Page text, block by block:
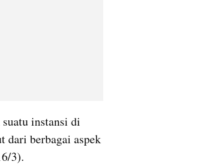
instansi di
dari berbagai aspek
3).